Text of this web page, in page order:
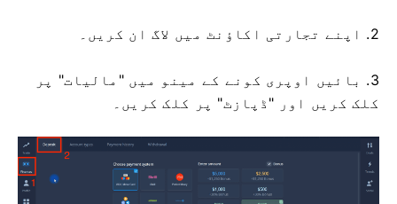
2. اپنے تجارتی اکاؤنٹ میں لاگ ان کریں۔
3. بائیں اوپری کونے کے مینو میں "مالیات" پر
کلک کریں اور "ڈپازٹ" پر کلک کریں۔